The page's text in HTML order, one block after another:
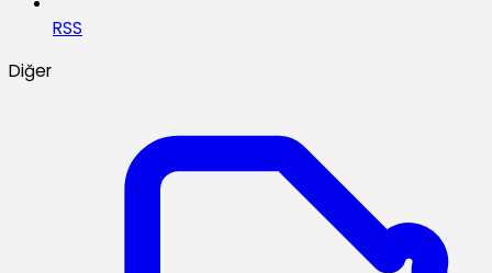
RSS
Diğer